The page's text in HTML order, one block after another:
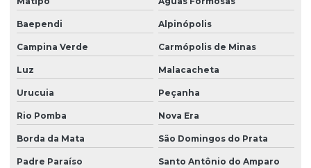
Baependi Alpinópolis
Campina Verde Carmópolis de Minas
Luz Malacacheta
Urucuia Peçanha
Rio Pomba Nova Era
Borda da Mata São Domingos do Prata
Padre Paraíso Santo Antônio do Amparo